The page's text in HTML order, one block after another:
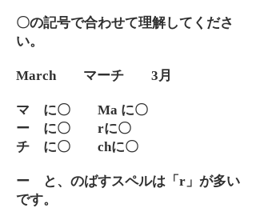
〇の記号で合わせて理解してくださ
い。
March マーチ 3月
マ に〇 Ma に〇
ー に〇 rに〇
チ に〇 chに〇
ー と、のばすスペルは「r」が多い
です。